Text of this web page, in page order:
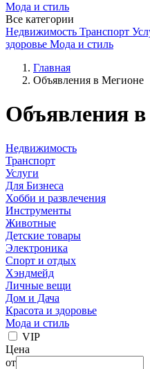
Мода и стиль
Все категории
Недвижимость Транспорт
здоровье Мода и стиль
Главная
Объявления в Мегионе
Объявления
Недвижимость
Транспорт
Услуги
Для Бизнеса
Хобби и развлечения
Инструменты
Животные
Детские товары
Электроника
Спорт и отдых
Хэндмейд
Личные вещи
Дом и Дача
Красота и здоровье
Мода и стиль
VIP
Цена
от